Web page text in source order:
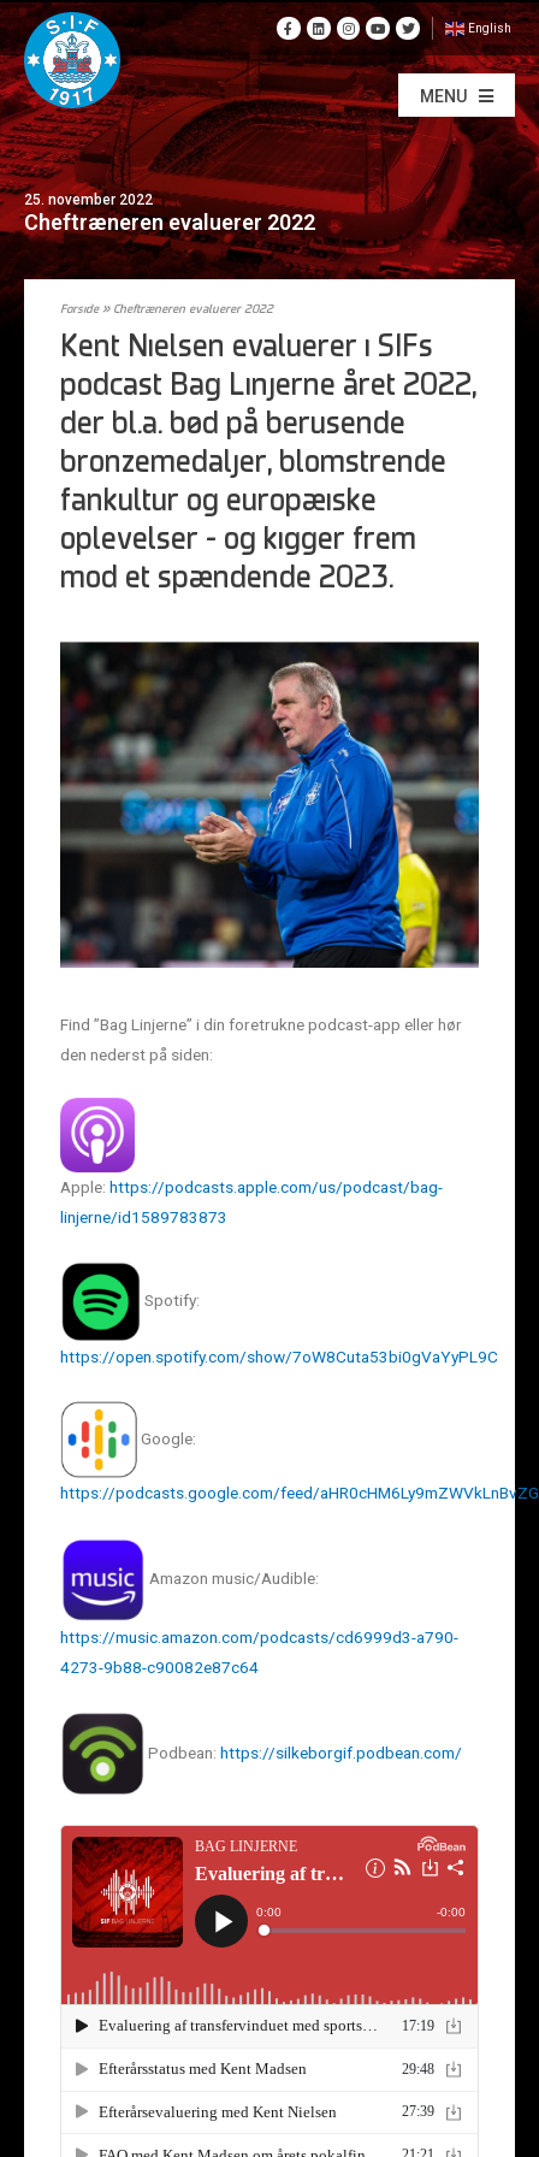
English
MENU
25. november 2022
Cheftræneren evaluerer 2022
Forside» Cheftræneren evaluerer 2022
Kent Nielsen evaluerer i SIFs
podcast Bag Linjerne året 2022,
der bl.a. bød på berusende
bronzemedaljer, blomstrende
fankultur og europæiske
oplevelser – og kigger frem
mod et spændende 2023.
Find ”Bag Linjerne” i din foretrukne podcast-app eller hør
den nederst på siden:
Apple: https://podcasts.apple.com/us/podcast/bag-
linjerne/id1589783873
Spotify:
https://open.spotify.com/show/7oW8Cuta53bi0gVaYyPL9C
Google:
https://podcasts.google.com/feed/
Amazon music/Audible:
https://music.amazon.com/podcasts/cd6999d3-a790-
4273-9b88-c90082e87c64
Podbean: https://silkeborgif.podbean.com/